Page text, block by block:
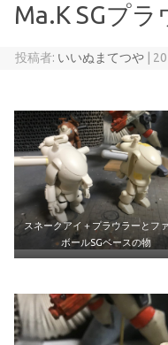
Ma.K SGプ
投稿者: いいぬまてつや
スネークアイ＋プラウラーとフ
ボールSGベースの物